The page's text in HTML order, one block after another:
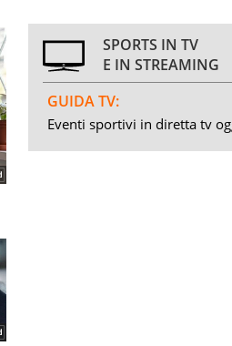
SPORTS IN TV
E IN STREAMING
GUIDA TV:
Eventi sportivi in diretta tv